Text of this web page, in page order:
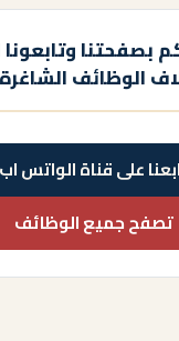
بصفحتنا
الوظائف الشاغرة
على قناة الواتس اب
تصفح جميع الوظائف